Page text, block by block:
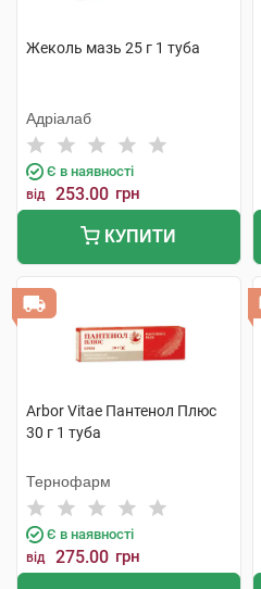
Жеколь мазь 25 г 1 туба
Адріалаб
Є в наявності
від 253.00 грн
КУПИТИ
Arbor Vitae Пантенол Плюс
30 г 1 туба
Тернофарм
Є в наявності
від 275.00 грн